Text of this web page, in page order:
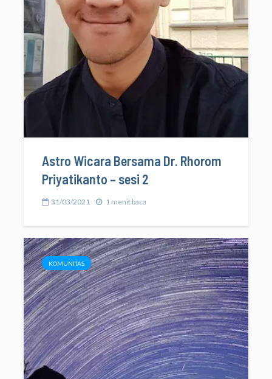
Astro Wicara Bersama Dr. Rhorom
Priyatikanto – sesi 2
31/03/2021 1 menit baca
KOMUNITAS